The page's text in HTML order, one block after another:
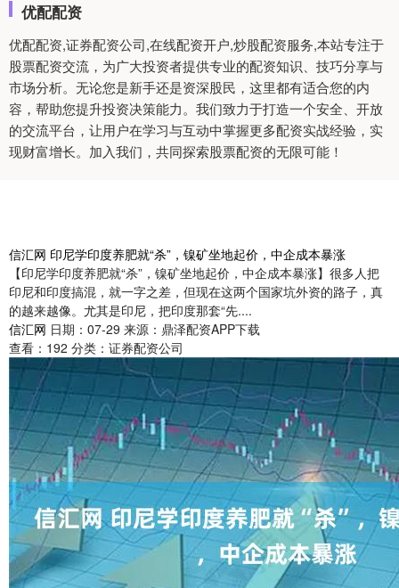
优配配资
优配配资,证券配资公司,在线配资开户,炒股配资服务,本站专注于
股票配资交流，为广大投资者提供专业的配资知识、技巧分享与
市场分析。无论您是新手还是资深股民，这里都有适合您的内
容，帮助您提升投资决策能力。我们致力于打造一个安全、开放
的交流平台，让用户在学习与互动中掌握更多配资实战经验，实
现财富增长。加入我们，共同探索股票配资的无限可能！
信汇网 印尼学印度养肥就“杀”，镍矿坐地起价，中企成本暴涨
【印尼学印度养肥就“杀”，镍矿坐地起价，中企成本暴涨】很多人把
印尼和印度搞混，就一字之差，但现在这两个国家坑外资的路子，真
的越来越像。尤其是印尼，把印度那套“先....
信汇网 日期：07-29 来源：鼎泽配资APP下载
查看： 192 分类： 证券配资公司